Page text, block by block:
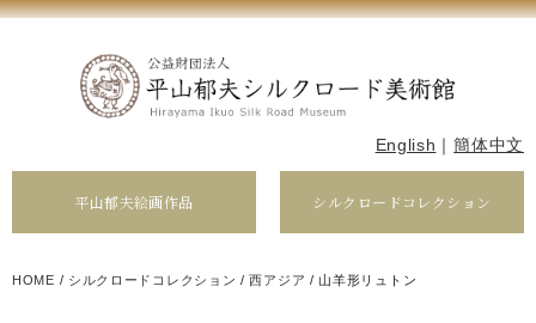
English ｜簡体中文
平山郁夫絵画作品 シルクロードコレクション
HOME / シルクロードコレクション /西アジア /山羊形リュトン